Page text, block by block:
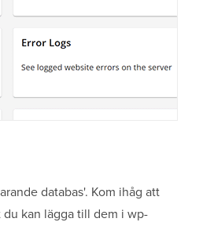
databas'. Kom ihåg att
kan lägga till dem i wp-